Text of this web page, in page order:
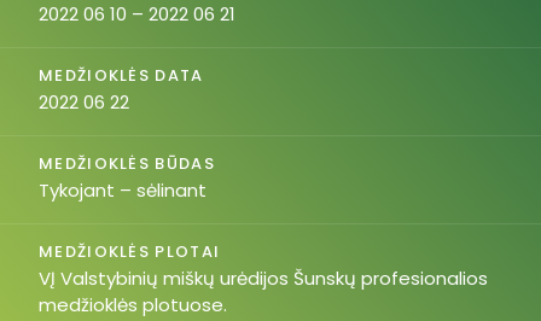
2022 06 10 – 2022 06 21
MEDŽIOKLĖS DATA
2022 06 22
MEDŽIOKLĖS BŪDAS
Tykojant – sėlinant
MEDŽIOKLĖS PLOTAI
VĮ Valstybinių miškų urėdijos Šunskų profesionalios
medžioklės plotuose.